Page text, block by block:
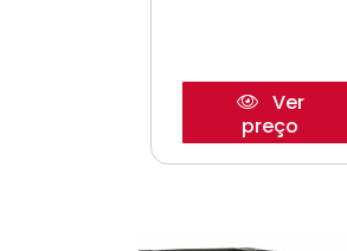
Ver
preço